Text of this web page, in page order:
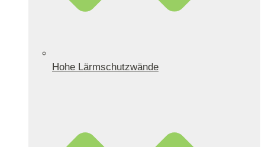
Hohe Lärmschutzwände